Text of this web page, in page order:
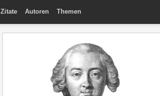
Zitate Autoren Themen